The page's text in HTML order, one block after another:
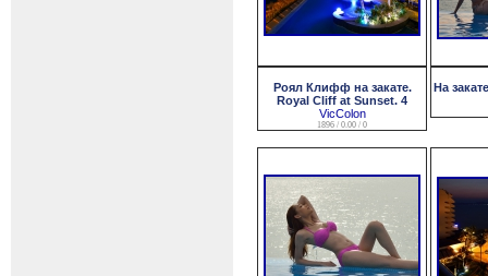
Роял Клифф на закате.
Royal Cliff at Sunset. 4
VicColon
1896 / 0.00 / 0
На